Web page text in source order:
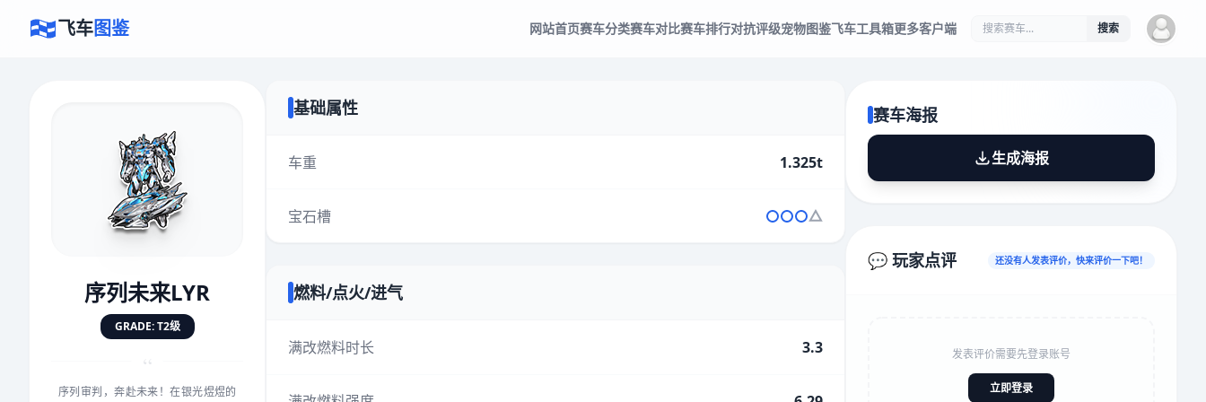
飞车图鉴 网站首页赛车分类赛车对比赛车排行对抗评级宠物图鉴飞车工具箱更多客户端 搜索
序列未来LYR
GRADE: T2级
“
序列审判，奔赴未来！在银光煜煜的
基础属性
车重 1.325t
宝石槽
燃料/点火/进气
满改燃料时长 3.3
赛车海报
生成海报
💬 玩家点评 还没有人发表评价，快来评价一下吧！
发表评价需要先登录账号
立即登录
评价赛车
速度 5.0分
对抗
★★★★★★
手感 5.0分